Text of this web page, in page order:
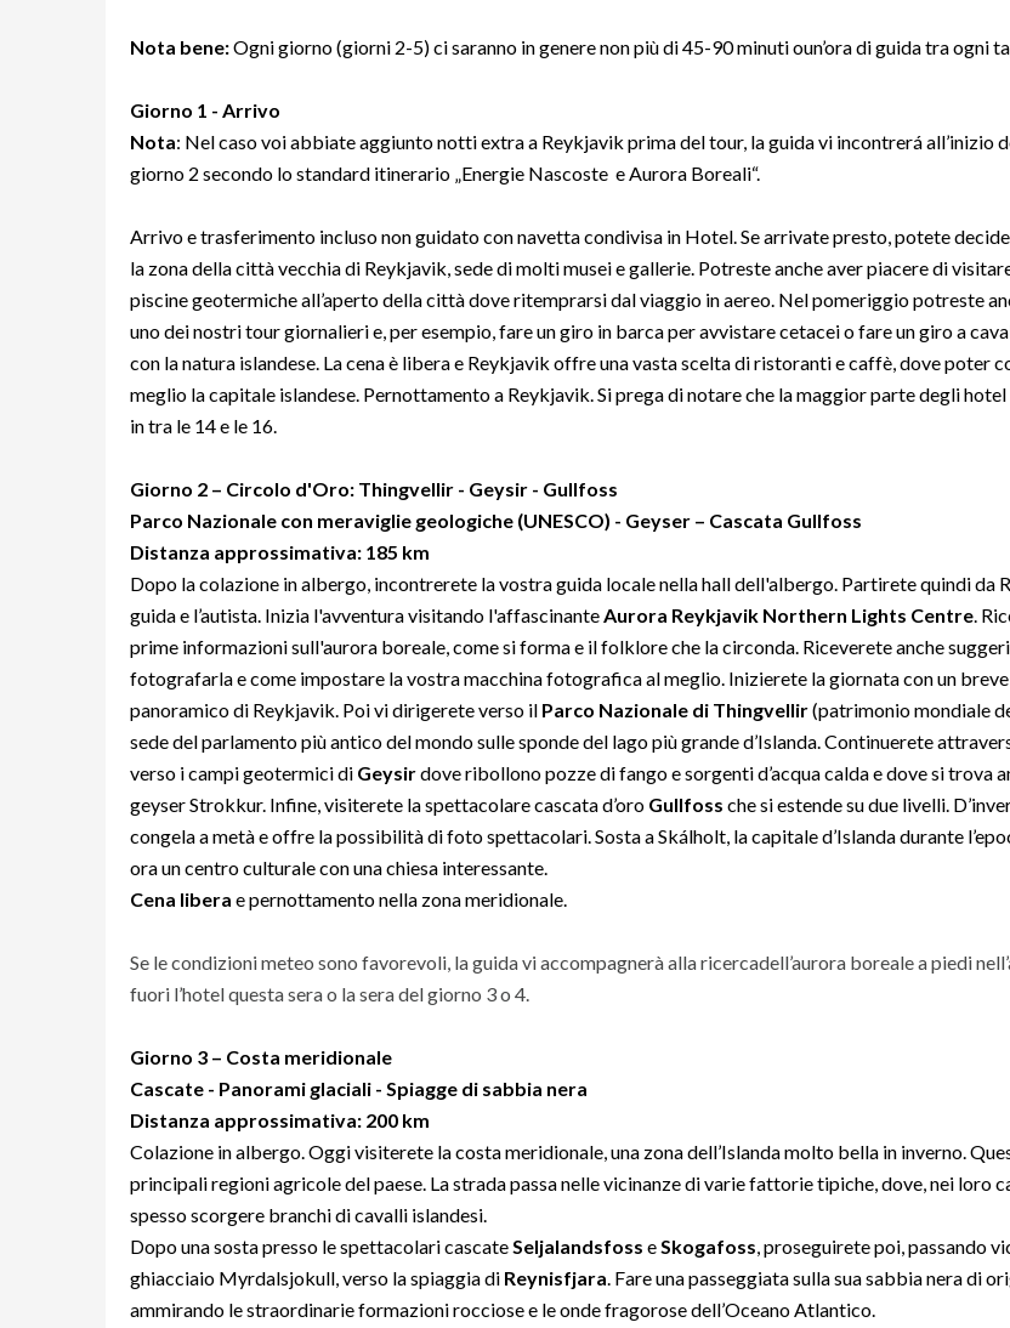
Nota bene:Ogni giorno (giorni 2-5) ci saranno in genere non più di 45-90 minuti oun’ora di guida tra ogni
Giorno 1 - Arrivo
Nota: Nel caso voi abbiate aggiunto notti extra a Reykjavik prima del tour, la guida vi incontrerá all’inizio
giorno 2 secondo lo standard itinerario „Energie Nascoste e Aurora Boreali“.
Arrivo e trasferimento incluso non guidato con navetta condivisa in Hotel. Se arrivate presto, potete
la zona della città vecchia di Reykjavik, sede di molti musei e gallerie. Potreste anche aver piacere di
piscine geotermiche all’aperto della città dove ritemprarsi dal viaggio in aereo. Nel pomeriggio potreste
uno dei nostri tour giornalieri e, per esempio, fare un giro in barca per avvistare cetacei o fare un giro a
con la natura islandese. La cena è libera e Reykjavik offre una vasta scelta di ristoranti e caffè, dove poter
meglio la capitale islandese. Pernottamento a Reykjavik. Si prega di notare che la maggior parte degli
in tra le 14 e le 16.
Giorno 2 – Circolo d'Oro: Thingvellir - Geysir - Gullfoss
Parco Nazionale con meraviglie geologiche (UNESCO) - Geyser – Cascata Gullfoss
Distanza approssimativa: 185 km
Dopo la colazione in albergo, incontrerete la vostra guida locale nella hall dell'albergo. Partirete quindi da
guida e l’autista. Inizia l'avventura visitando l'affascinanteAurora Reykjavik Northern Lights Centre.
prime informazioni sull'aurora boreale, come si forma e il folklore che la circonda. Riceverete anche
fotografarla e come impostare la vostra macchina fotografica al meglio. Inizierete la giornata con un
panoramico di Reykjavik. Poi vi dirigerete verso il Parco Nazionale di Thingvellir(patrimonio mondiale
sede del parlamento più antico del mondo sulle sponde del lago più grande d’Islanda. Continuerete
verso i campi geotermici di Geysirdove ribollono pozze di fango e sorgenti d’acqua calda e dove si trova
geyser Strokkur. Infine, visiterete la spettacolare cascata d’oro Gullfoss che si estende su due livelli.
congela a metà e offre la possibilità di foto spettacolari. Sosta a Skálholt, la capitale d’Islanda durante
ora un centro culturale con una chiesa interessante.
Cena libera e pernottamento nella zona meridionale.
Se le condizioni meteo sono favorevoli, la guida vi accompagnerà alla ricercadell’aurora boreale a piedi
fuori l’hotel questa sera o la sera del giorno 3 o 4.
Giorno 3 – Costa meridionale
Cascate - Panorami glaciali - Spiagge di sabbia nera
Distanza approssimativa: 200 km
Colazione in albergo. Oggi visiterete la costa meridionale, una zona dell’Islanda molto bella in inverno.
principali regioni agricole del paese. La strada passa nelle vicinanze di varie fattorie tipiche, dove, nei loro
spesso scorgere branchi di cavalli islandesi.
Dopo una sosta presso le spettacolari cascateSeljalandsfoss eSkogafoss, proseguirete poi, passando
ghiacciaio Myrdalsjokull, verso la spiaggia di Reynisfjara. Fare una passeggiata sulla sua sabbia nera di
ammirando le straordinarie formazioni rocciose e le onde fragorose dell’Oceano Atlantico.